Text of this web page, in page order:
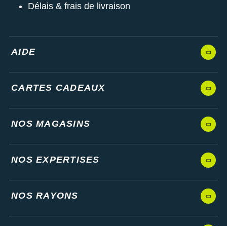
Délais & frais de livraison
AIDE
CARTES CADEAUX
NOS MAGASINS
NOS EXPERTISES
NOS RAYONS